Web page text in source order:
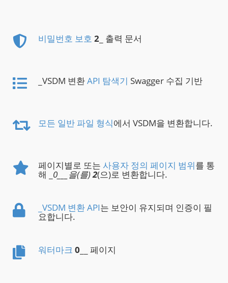
비밀번호 보호 2 _ 출력 문서
_VSDM 변환API 탐색기 Swagger 수집 기반
모든 일반 파일 형식에서 VSDM을 변환합니다.
페이지별로 또는 사용자 정의 페이지 범위를 통
해 _ 0___을(를)2(으)로 변환합니다.
_VSDM 변환 API는 보안이 유지되며 인증이 필
요합니다.
워터마크 0 __ 페이지